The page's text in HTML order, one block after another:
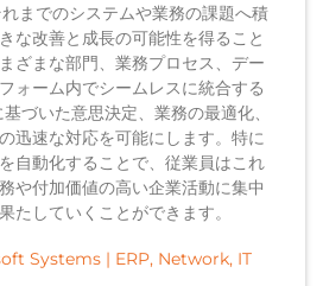
までのシステムや業務の課題へ積
な改善と成長の可能性を得ること
ざまな部門、業務プロセス、デー
ォーム内でシームレスに統合する
づいた意思決定、業務の最適化、
迅速な対応を可能にします。特に
自動化することで、従業員はこれ
や付加価値の高い企業活動に集中
たしていくことができます。
Systems | ERP, Network, IT